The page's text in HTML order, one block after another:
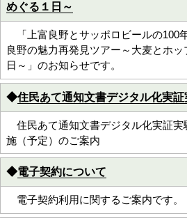
めぐる１日～
「上富良野とサッポロビールの100
良野の魅力再発見ツアー～大麦とホッ
日～」のお知らせです。
◆住民あて通知文書デジタル化実証
住民あて通知文書デジタル化実証
施（予定）のご案内
◆電子契約について
電子契約利用に関するご案内です。